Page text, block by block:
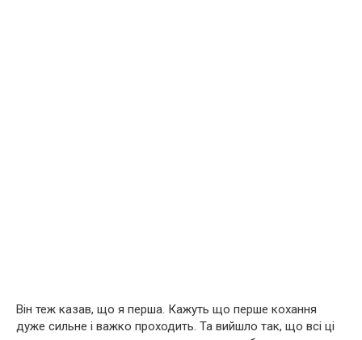
Він теж казав, що я перша. Кажуть що перше кохання
дуже сильне і важко проходить. Та вийшло так, що всі ці